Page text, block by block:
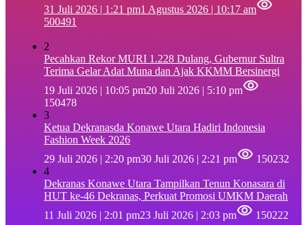
31 Juli 2026 | 1:21 pm1 Agustus 2026 | 10:17 am
500491
2
Pecahkan Rekor MURI 1.228 Dulang, Gubernur Sultra
Terima Gelar Adat Muna dan Ajak KKMM Bersinergi
19 Juli 2026 | 10:05 pm20 Juli 2026 | 5:10 pm
150478
3
Ketua Dekranasda Konawe Utara Hadiri Indonesia
Fashion Week 2026
29 Juli 2026 | 2:20 pm30 Juli 2026 | 2:21 pm
150232
4
Dekranas Konawe Utara Tampilkan Tenun Konasara di
HUT ke-46 Dekranas, Perkuat Promosi UMKM Daerah
11 Juli 2026 | 2:01 pm23 Juli 2026 | 2:03 pm 150222